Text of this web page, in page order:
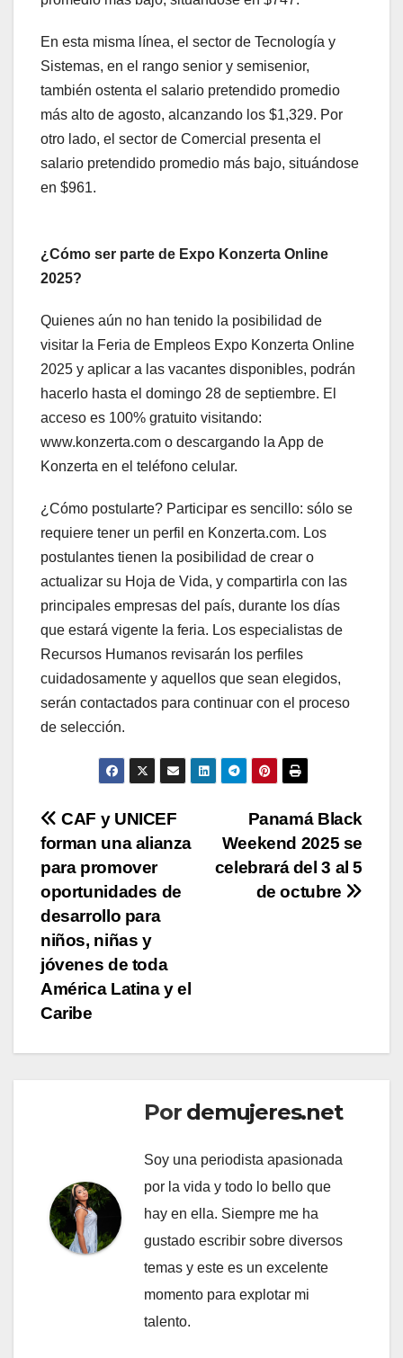
En esta misma línea, el sector de Tecnología y
Sistemas, en el rango senior y semisenior,
también ostenta el salario pretendido promedio
más alto de agosto, alcanzando los $1,329. Por
otro lado, el sector de Comercial presenta el
salario pretendido promedio más bajo, situándose
en $961.
¿Cómo ser parte de Expo Konzerta Online
2025?
Quienes aún no han tenido la posibilidad de
visitar la Feria de Empleos Expo Konzerta Online
2025 y aplicar a las vacantes disponibles, podrán
hacerlo hasta el domingo 28 de septiembre. El
acceso es 100% gratuito visitando:
www.konzerta.com o descargando la App de
Konzerta en el teléfono celular.
¿Cómo postularte? Participar es sencillo: sólo se
requiere tener un perfil en Konzerta.com. Los
postulantes tienen la posibilidad de crear o
actualizar su Hoja de Vida, y compartirla con las
principales empresas del país, durante los días
que estará vigente la feria. Los especialistas de
Recursos Humanos revisarán los perfiles
cuidadosamente y aquellos que sean elegidos,
serán contactados para continuar con el proceso
de selección.
Navegación
de
entradas
Panamá Black
Weekend 2025 se
celebrará del 3 al 5
de octubre
CAF y UNICEF
forman una alianza
para promover
oportunidades de
desarrollo para
niños, niñas y
jóvenes de toda
América Latina y el
Caribe
Por demujeres.net
Soy una periodista apasionada
por la vida y todo lo bello que
hay en ella. Siempre me ha
gustado escribir sobre diversos
temas y este es un excelente
momento para explotar mi
talento.